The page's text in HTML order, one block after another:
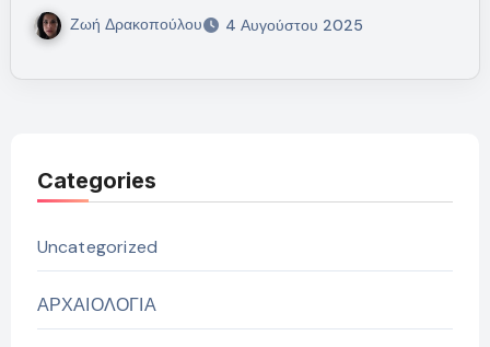
Ζωή Δρακοπούλου 4 Αυγούστου 2025
Categories
Uncategorized
ΑΡΧΑΙΟΛΟΓΙΑ